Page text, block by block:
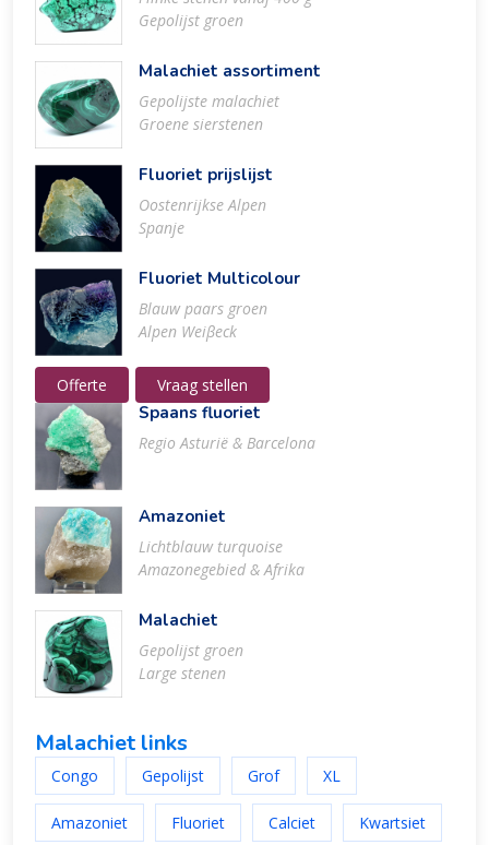
Gepolijst groen
Malachiet assortiment
Gepolijste malachiet
Groene sierstenen
Fluoriet prijslijst
Oostenrijkse Alpen
Spanje
Fluoriet Multicolour
Blauw paars groen
Alpen Weiβeck
Offerte Vraag stellen
Spaans fluoriet
Regio Asturië & Barcelona
Amazoniet
Lichtblauw turquoise
Amazonegebied & Afrika
Malachiet
Gepolijst groen
Large stenen
Malachiet links
Congo Gepolijst Grof XL
Amazoniet Fluoriet Calciet Kwartsiet